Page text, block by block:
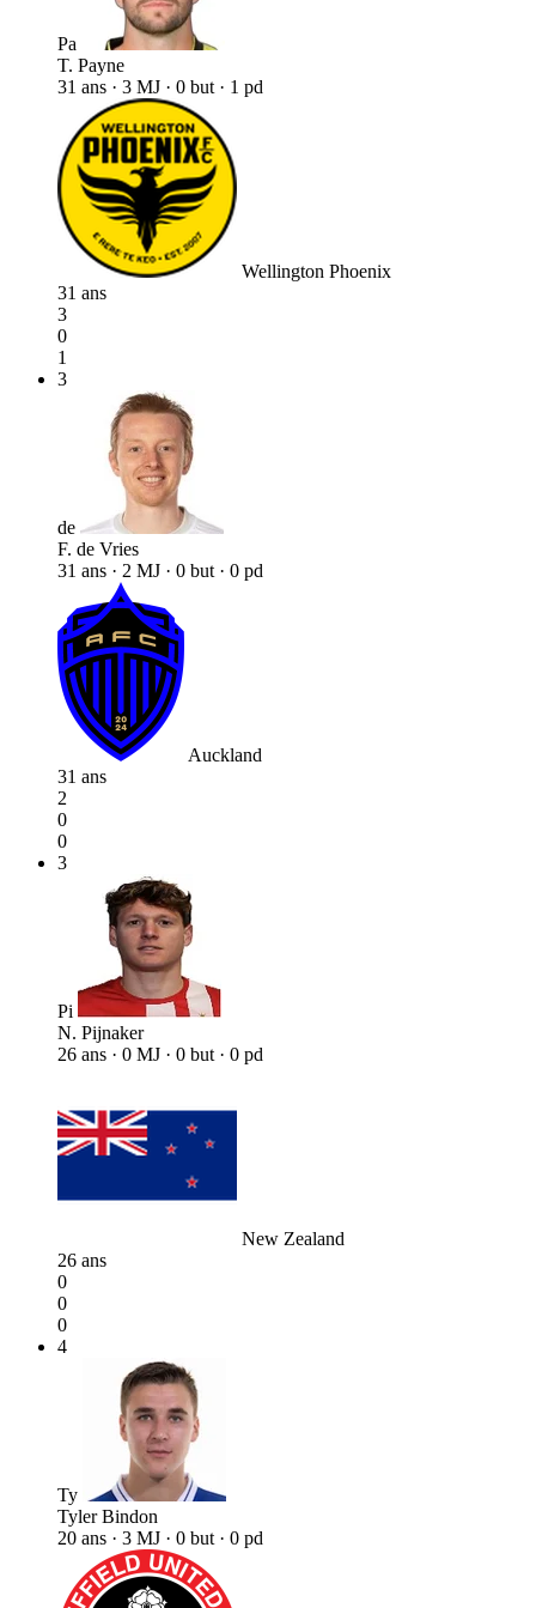
Pa
T. Payne
31 ans · 3 MJ · 0 but · 1 pd
Wellington Phoenix
31 ans
3
0
1
3
de
F. de Vries
31 ans · 2 MJ · 0 but · 0 pd
Auckland
31 ans
2
0
0
3
Pi
N. Pijnaker
26 ans · 0 MJ · 0 but · 0 pd
New Zealand
26 ans
0
0
0
4
Ty
Tyler Bindon
20 ans · 3 MJ · 0 but · 0 pd